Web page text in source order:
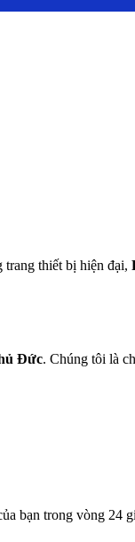
thiết bị hiện đại,
Đức. Chúng tôi là
bạn trong vòng 24